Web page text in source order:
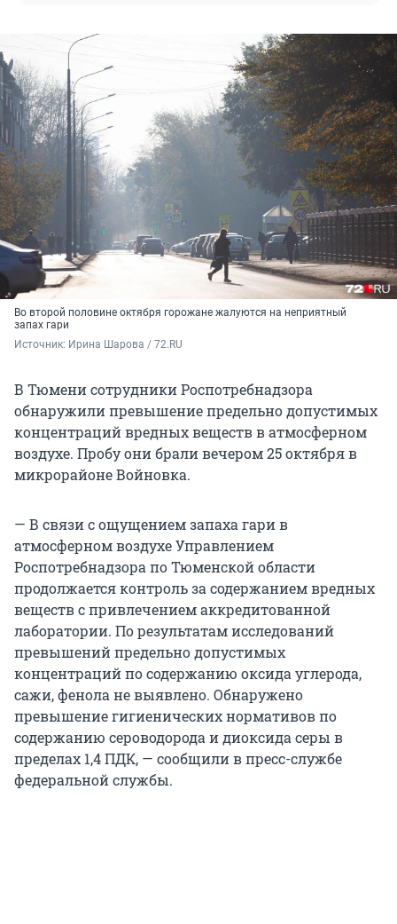
Во второй половине октября горожане жалуются на неприятный
запах гари
Источник: Ирина Шарова / 72.RU
В Тюмени сотрудники Роспотребнадзора
обнаружили превышение предельно допустимых
концентраций вредных веществ в атмосферном
воздухе. Пробу они брали вечером 25 октября в
микрорайоне Войновка.
— В связи с ощущением запаха гари в
атмосферном воздухе Управлением
Роспотребнадзора по Тюменской области
продолжается контроль за содержанием вредных
веществ с привлечением аккредитованной
лаборатории. По результатам исследований
превышений предельно допустимых
концентраций по содержанию оксида углерода,
сажи, фенола не выявлено. Обнаружено
превышение гигиенических нормативов по
содержанию сероводорода и диоксида серы в
пределах 1,4 ПДК, — сообщили в пресс-службе
федеральной службы.